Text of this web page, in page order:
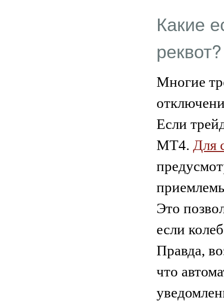
Какие
реквот?
Многие
Если
МТ4. Для
Это
если
Правда,
что